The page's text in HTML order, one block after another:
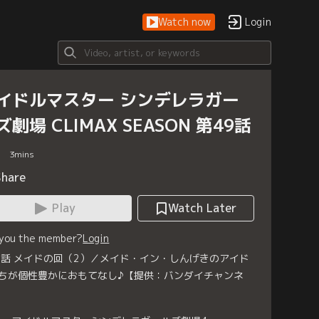
Watch now Login
ドルマスター シンデレラガー
劇場 CLIMAX SEASON 第49話
3mins
Play
Watch Later
the member?Login
メイドの回（2）／メイド・イン・しんげきのアイド
が個性豊かにおもてなし♪【提供：バンダイチャンネ